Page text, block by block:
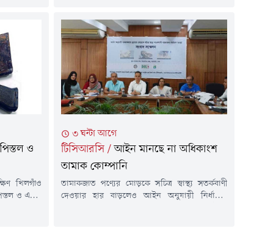
বিক্রি
(৯
জুলাইয়ে
মমতায় রোপণ করতে হবে। রবিবার (৯ আগস্ট)
আগারগাঁওয়ে বন অধিদপ্তরের সম্মেলনে কক্ষে জাতীয়
বৃক্ষমেলা-২০২৬ এর...
ও
খিলগাঁও
ও একটি
৩ ঘন্টা আগে
টিসিআরসি /আইন মানছে না অধিকাংশ
তামাক কোম্পানি
তামাকজাত পণ্যের মোড়কে সচিত্র স্বাস্থ্য সতর্কবাণী
দেওয়ার হার বাড়লেও আইন অনুযায়ী নির্ধারিত